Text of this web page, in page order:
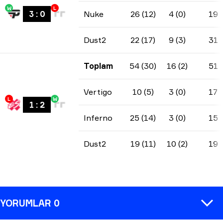
W
3: 0
L
Nuke 26 (12) 4 (0) 19
Dust2 22 (17) 9 (3) 31
L
1 : 2
W
Toplam 54 (30) 16 (2) 51
Vertigo 10 (5) 3 (0) 17
Inferno 25 (14) 3 (0) 15
Dust2 19 (11) 10 (2) 19
YORUMLAR 0